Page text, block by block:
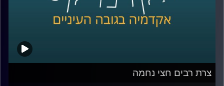
צרת רבים חצי נחמה